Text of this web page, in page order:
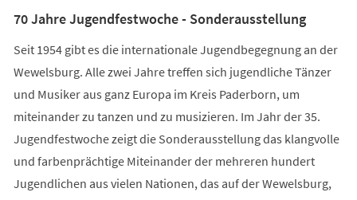
70 Jahre Jugendfestwoche - Sonderausstellung
Seit 1954 gibt es die internationale Jugendbegegnung an der
Wewelsburg. Alle zwei Jahre treffen sich jugendliche Tänzer
und Musiker aus ganz Europa im Kreis Paderborn, um
miteinander zu tanzen und zu musizieren. Im Jahr der 35.
Jugendfestwoche zeigt die Sonderausstellung das klangvolle
und farbenprächtige Miteinander der mehreren hundert
Jugendlichen aus vielen Nationen, das auf der Wewelsburg,